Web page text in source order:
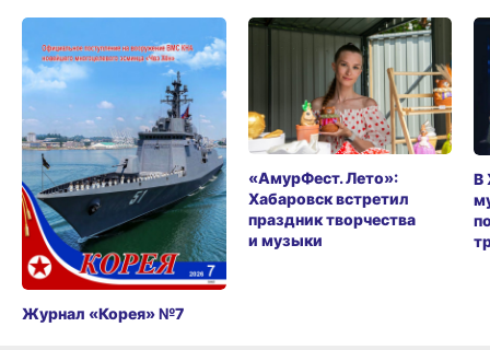
Журнал «Корея» №7
«АмурФест. Лето»:
Хабаровск встретил
праздник творчества
и музыки
В